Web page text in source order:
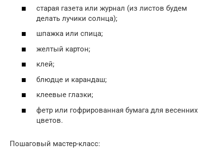
старая газета или журнал (из листов будем
делать лучики солнца);
шпажка или спица;
желтый картон;
клей;
блюдце и карандаш;
клеевые глазки;
фетр или гофрированная бумага для весенних
цветов.
Пошаговый мастер-класс: